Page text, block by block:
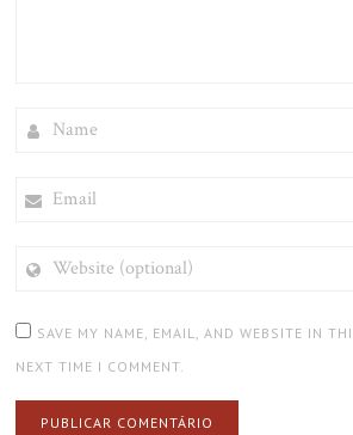
(OPTIONAL)
SAVE MY NAME, EMAIL, AND WEBSITE IN
NEXT TIME I COMMENT.